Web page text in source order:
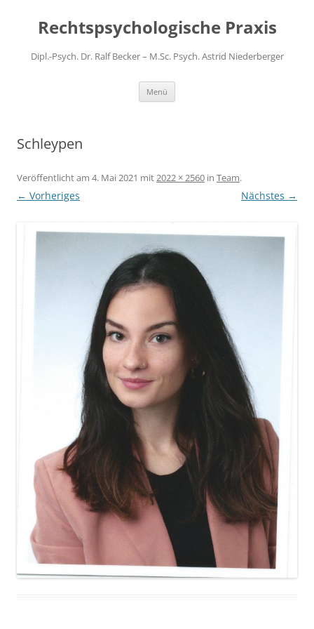
springenRechtspsychologische Praxis
Dipl.-Psych. Dr. Ralf Becker – M.Sc. Psych. Astrid Niederberger
Menü
Schleypen
Veröffentlicht am 4. Mai 2021 mit2022 × 2560 in Team.
← Vorheriges Nächstes →